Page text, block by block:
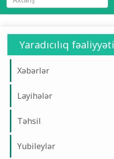
Yaradıcılıq fəaliyyəti
Xəbərlər
Layihələr
Təhsil
Yubileylər